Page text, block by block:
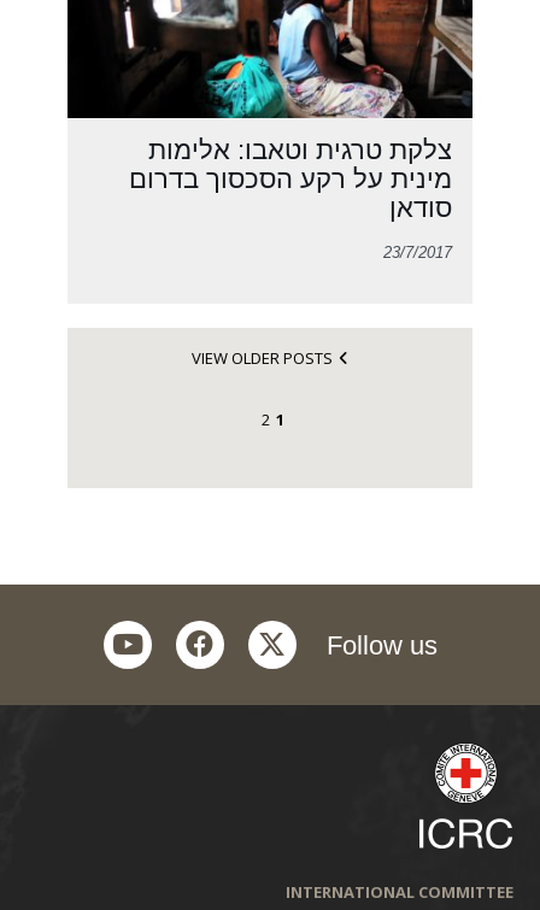
צלקת טרגית וטאבו: אלימות
מינית על רקע הסכסוך בדרום
סודאן
23/7/2017
VIEW OLDER POSTS
1
2
Follow us
twitter
facebook
youtube
INTERNATIONAL COMMITTEE